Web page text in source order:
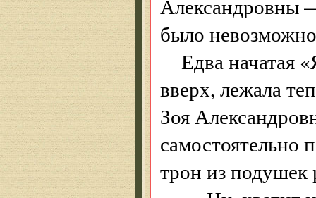
Александровны
было
Едва начатая
вверх, лежала
Зоя
самостоятельно
трон из подушек